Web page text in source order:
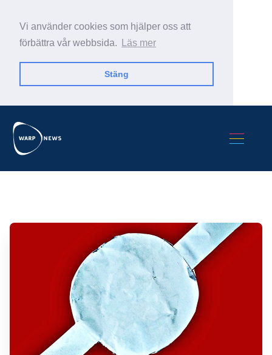
Vi använder cookies som hjälper oss att
förbättra vår webbsida.
Läs mer
Stäng